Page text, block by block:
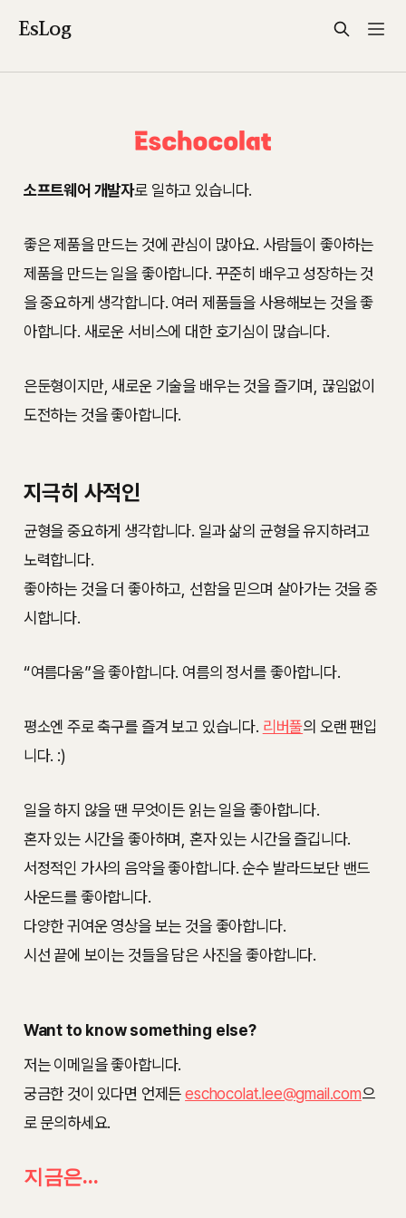
EsLog
소프트웨어 개발자로 일하고 있습니다.
좋은 제품을 만드는 것에 관심이 많아요. 사람들이 좋아하는
제품을 만드는 일을 좋아합니다. 꾸준히 배우고 성장하는 것
을 중요하게 생각합니다. 여러 제품들을 사용해보는 것을 좋
아합니다. 새로운 서비스에 대한 호기심이 많습니다.
은둔형이지만, 새로운 기술을 배우는 것을 즐기며, 끊임없이
도전하는 것을 좋아합니다.
지극히 사적인
균형을 중요하게 생각합니다. 일과 삶의 균형을 유지하려고
노력합니다.
좋아하는 것을 더 좋아하고, 선함을 믿으며 살아가는 것을 중
시합니다.
“여름다움”을 좋아합니다. 여름의 정서를 좋아합니다.
평소엔 주로 축구를 즐겨 보고 있습니다. 리버풀의 오랜 팬입
니다. :)
일을 하지 않을 땐 무엇이든 읽는 일을 좋아합니다.
혼자 있는 시간을 좋아하며, 혼자 있는 시간을 즐깁니다.
서정적인 가사의 음악을 좋아합니다. 순수 발라드보단 밴드
사운드를 좋아합니다.
다양한 귀여운 영상을 보는 것을 좋아합니다.
시선 끝에 보이는 것들을 담은 사진을 좋아합니다.
Want to know something else?
저는 이메일을 좋아합니다.
궁금한 것이 있다면 언제든eschocolat.lee@gmail.com으
로 문의하세요.
지금은...